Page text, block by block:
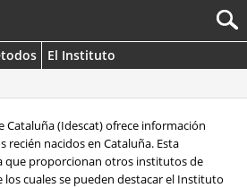
El Instituto
Cataluña (Idescat) ofrece información
recién nacidos en Cataluña. Esta
que proporcionan otros institutos de
cuales se pueden destacar el Instituto